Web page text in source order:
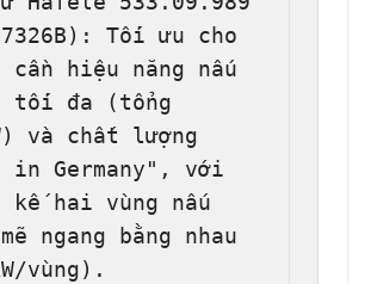
Tối ưu cho
cần hiệu năng nấu
tối đa (tổng
và chất lượng
in Germany", với
hai vùng nấu
ngang bằng nhau
vùng).